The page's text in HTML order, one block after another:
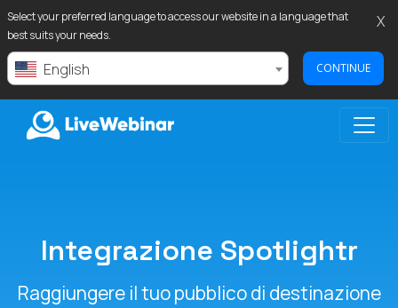
Select your preferred language to access our website in a language that
best suits your needs.
English CONTINUE
X
Integrazione Spotlightr
Raggiungere il tuo pubblico di destinazione